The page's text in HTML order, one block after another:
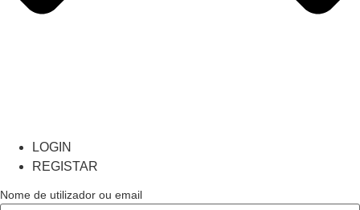
LOGIN
REGISTAR
Nome de utilizador ou email